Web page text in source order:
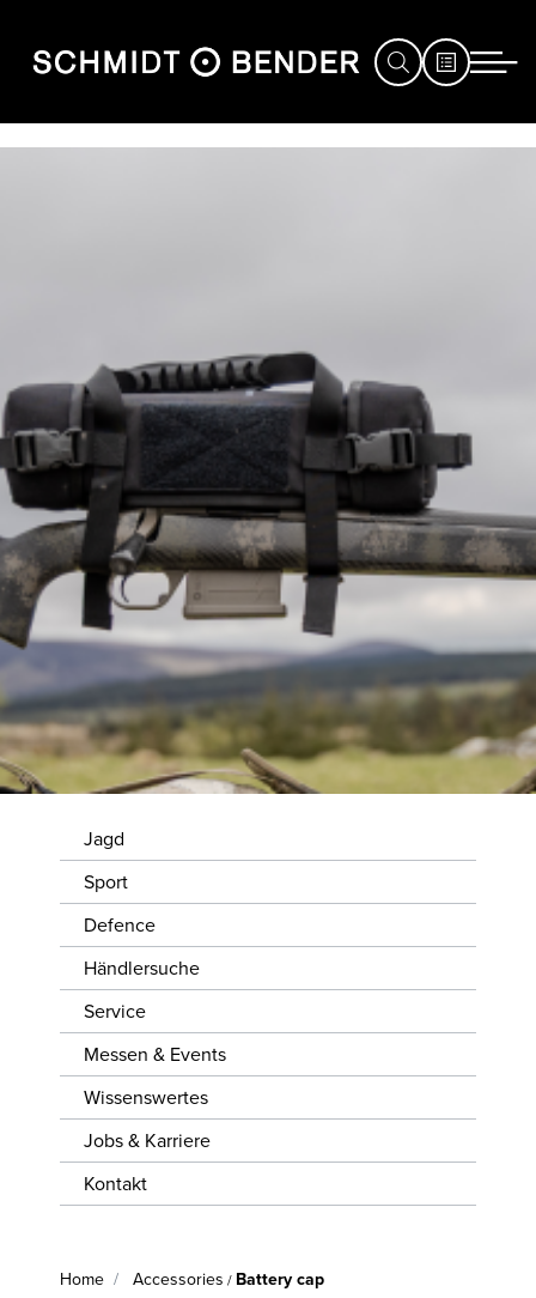
SERVICE
MESSEN
&
EVENTS
WISSENSWERTES
JOBS &
KARRIERE
KONTAKT
Jagd
Sport
Defence
Händlersuche
Service
Messen & Events
Wissenswertes
Jobs & Karriere
Kontakt
Home Accessories / Battery cap